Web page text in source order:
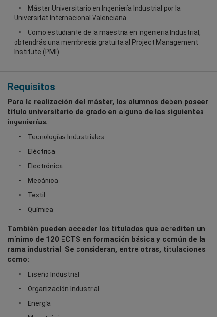
Máster Universitario en Ingeniería Industrial por la
Universitat Internacional Valenciana
Como estudiante de la maestría en Ingeniería Industrial,
obtendrás una membresía gratuita al Project Management
Institute (PMI)
Requisitos
Para la realización del máster, los alumnos deben poseer
título universitario de grado en alguna de las siguientes
ingenierías:
Tecnologías Industriales
Eléctrica
Electrónica
Mecánica
Textil
Química
También pueden acceder los titulados que acrediten un
mínimo de 120 ECTS en formación básica y común de la
rama industrial. Se consideran, entre otras, titulaciones
como:
Diseño Industrial
Organización Industrial
Energía